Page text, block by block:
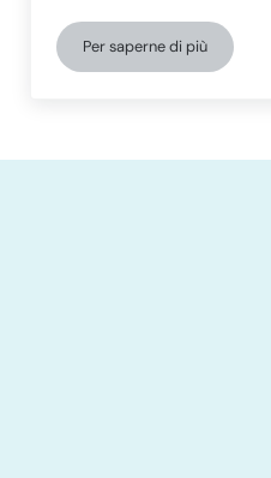
Per saperne di più
Logopedia e